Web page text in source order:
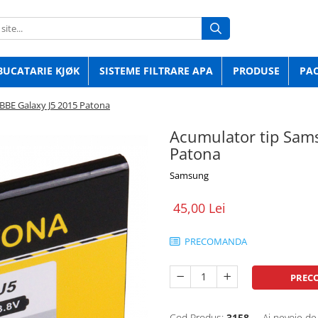
KJØK SISTEME FILTRARE APA PRODUSE
Galaxy J5 2015 Patona
Acumulator tip
Patona
Samsung
45,00 Lei
PRECOMANDA